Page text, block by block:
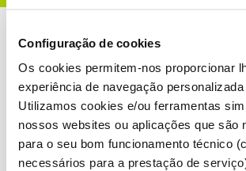
Configuração de cookies
Os cookies permitem-nos proporcionar
experiência de navegação
Utilizamos cookies e/ou ferramentas
nossos websites ou aplicações que são
para o seu bom funcionamento técnico
necessários para a prestação de
Condições do Fórum NOS